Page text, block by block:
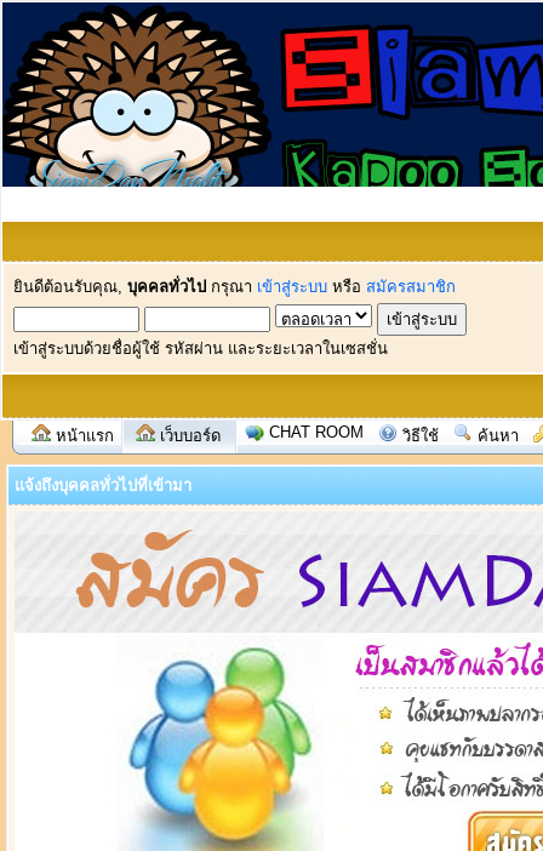
ยินดีต้อนรับคุณ, บุคคลทั่วไป กรุณา เข้าสู่ระบบ หรือ สมัครสมาชิก
เข้าสู่ระบบด้วยชื่อผู้ใช้ รหัสผ่าน และระยะเวลาในเซสชั่น
หน้าแรก เว็บบอร์ด CHAT ROOM วิธีใช้ ค้นหา
แจ้งถึงบุคคลทั่วไปที่เข้ามา